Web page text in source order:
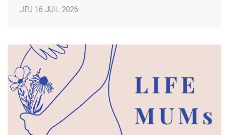
JEU 16 JUIL 2026